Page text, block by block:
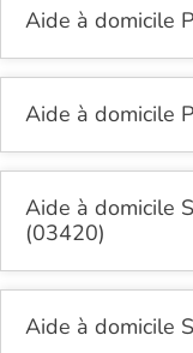
Aide à domicile
Aide à domicile
Aide à domicile
(03420)
Aide à domicile